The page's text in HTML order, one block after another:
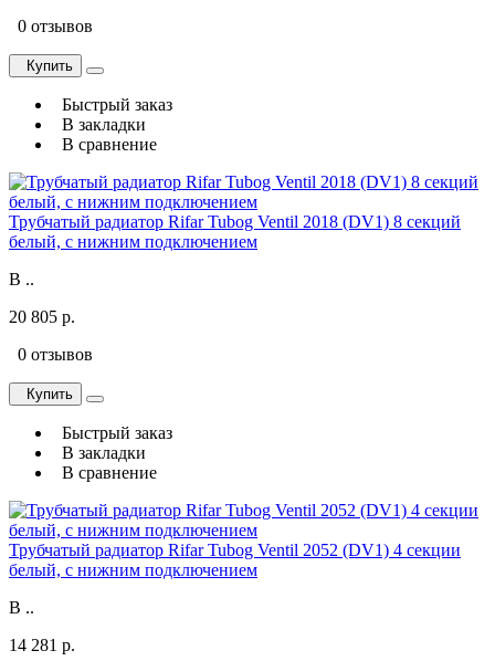
0 отзывов
Купить
Быстрый заказ
В закладки
В сравнение
Трубчатый радиатор Rifar Tubog Ventil 2018 (DV1) 8 секций
белый, с нижним подключением
В ..
20 805 р.
0 отзывов
Купить
Быстрый заказ
В закладки
В сравнение
Трубчатый радиатор Rifar Tubog Ventil 2052 (DV1) 4 секции
белый, с нижним подключением
В ..
14 281 р.